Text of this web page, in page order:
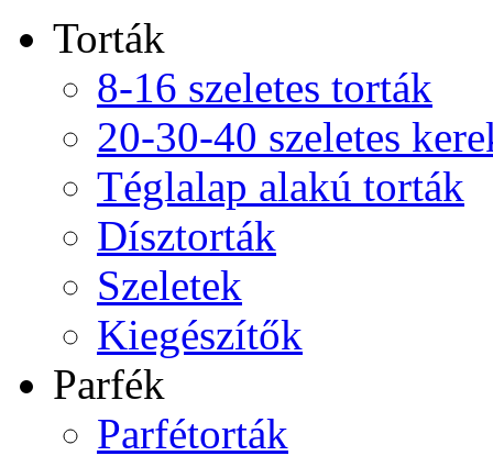
Torták
8-16 szeletes torták
20-30-40 szeletes
Téglalap alakú torták
Dísztorták
Szeletek
Kiegészítők
Parfék
Parfétorták